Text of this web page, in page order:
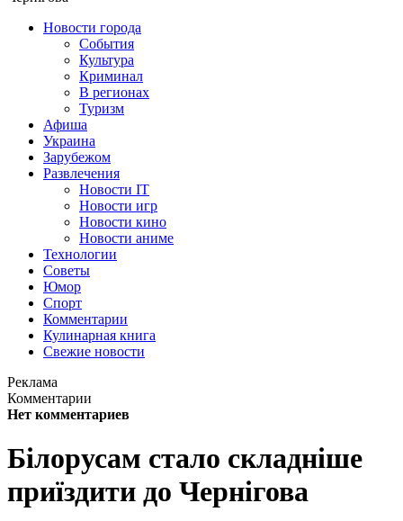
Новости города
События
Культура
Криминал
В регионах
Туризм
Афиша
Украина
Зарубежом
Развлечения
Новости IT
Новости игр
Новости кино
Новости аниме
Технологии
Советы
Юмор
Спорт
Комментарии
Кулинарная книга
Свежие новости
Реклама
Комментарии
Нет комментариев
Білорусам стало складніше
приїздити до Чернігова